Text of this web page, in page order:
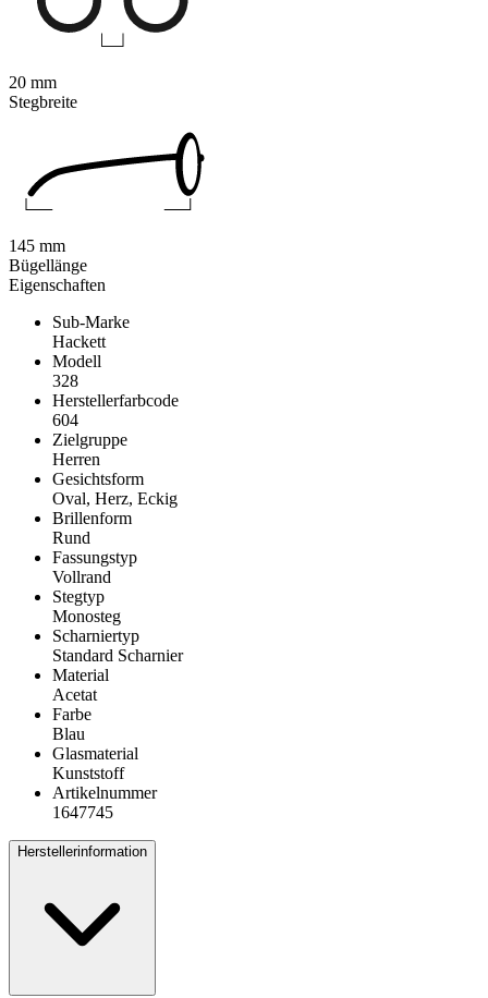
Eigenschaften
Sub-Marke
Hackett
Modell
328
Herstellerfarbcode
604
Zielgruppe
Herren
Gesichtsform
Oval, Herz, Eckig
Brillenform
Rund
Fassungstyp
Vollrand
Stegtyp
Monosteg
Scharniertyp
Standard Scharnier
Material
Acetat
Farbe
Blau
Glasmaterial
Kunststoff
Artikelnummer
1647745
Herstellerinformation
20 mm
Stegbreite
145 mm
Bügellänge